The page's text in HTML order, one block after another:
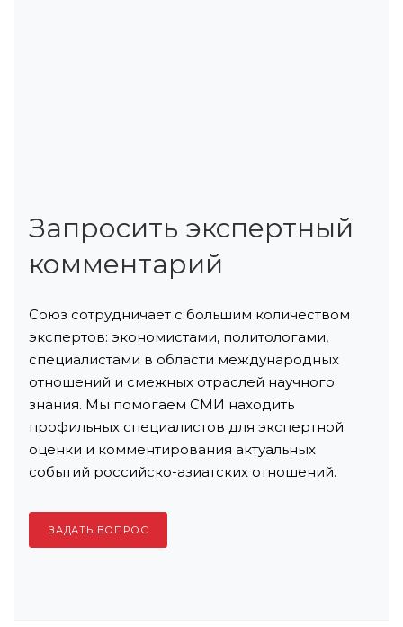
Запросить экспертный
комментарий
Союз сотрудничает с большим количеством
экспертов: экономистами, политологами,
специалистами в области международных
отношений и смежных отраслей научного
знания. Мы помогаем СМИ находить
профильных специалистов для экспертной
оценки и комментирования актуальных
событий российско-азиатских отношений.
ЗАДАТЬ ВОПРОС